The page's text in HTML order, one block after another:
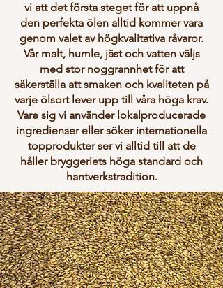
vi att det första steget för att uppnå
den perfekta ölen alltid kommer vara
genom valet av högkvalitativa råvaror.
Vår malt, humle, jäst och vatten väljs
med stor noggrannhet för att
säkerställa att smaken och kvaliteten på
varje ölsort lever upp till våra höga krav.
Vare sig vi använder lokalproducerade
ingredienser eller söker internationella
topprodukter ser vi alltid till att de
håller bryggeriets höga standard och
hantverkstradition.